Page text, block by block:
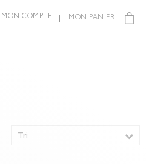
MON PANIER
MON COMPTE
Tri